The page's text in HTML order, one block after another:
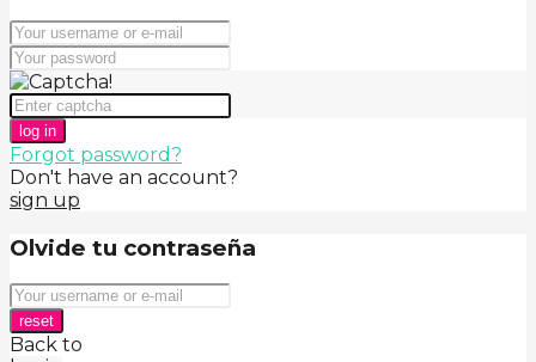
log in
Forgot password?
Don't have an account?
sign up
Olvide tu contraseña
reset
Back to